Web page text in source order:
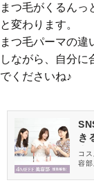
まつ毛がくるんっ
と変わります。
まつ毛パーマの違
しながら、自分に
でくださいね♪
き
中
コ
容部